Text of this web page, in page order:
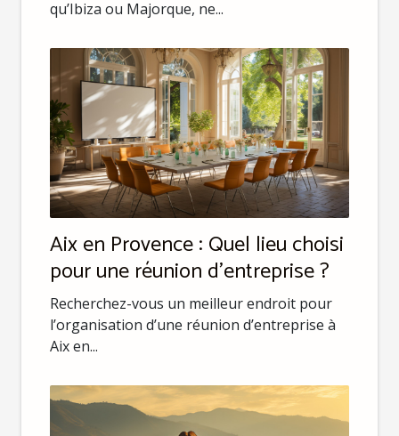
qu’Ibiza ou Majorque, ne...
Aix en Provence : Quel lieu choisi
pour une réunion d’entreprise ?
Recherchez-vous un meilleur endroit pour
l’organisation d’une réunion d’entreprise à
Aix en...